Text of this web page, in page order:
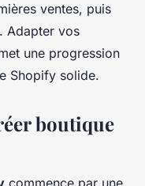
ventes, puis
Adapter vos
une progression
Shopify solide.
boutique